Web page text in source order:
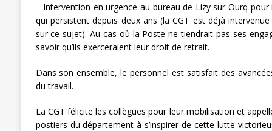
– Intervention en urgence au bureau de Lizy sur Ourq pour
qui persistent depuis deux ans (la CGT est déjà
sur ce sujet). Au cas où la Poste ne tiendrait pas ses
savoir qu’ils exerceraient leur droit de retrait.
Dans son ensemble, le personnel est satisfait des
du travail.
La CGT félicite les collègues pour leur mobilisation et
postiers du département à s’inspirer de cette lutte